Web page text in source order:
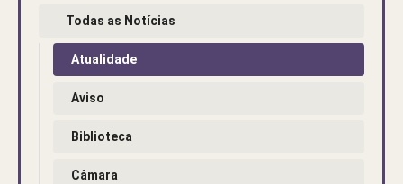
Todas as Notícias
Atualidade
Aviso
Biblioteca
Câmara